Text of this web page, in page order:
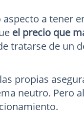
aspecto a tener
el precio que
tratarse de un
propias
neutro. Pero